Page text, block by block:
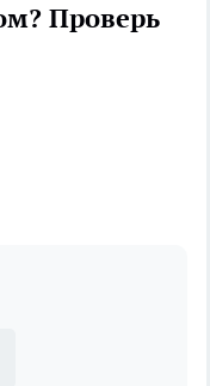
Проверь